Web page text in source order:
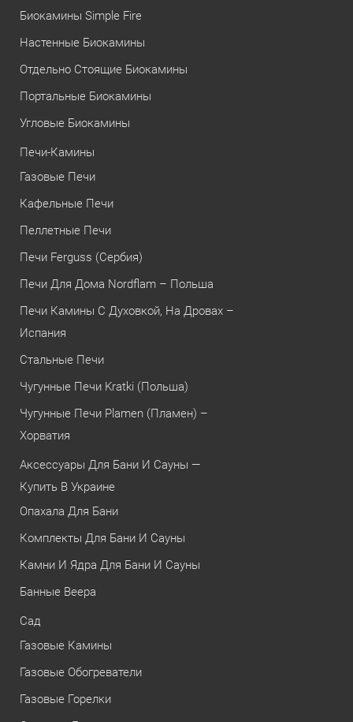
Биокамины Simple Fire
Настенные Биокамины
Отдельно Стоящие Биокамины
Портальные Биокамины
Угловые Биокамины
Печи-Камины
Газовые Печи
Кафельные Печи
Пеллетные Печи
Печи Ferguss (Сербия)
Печи Для Дома Nordflam – Польша
Печи Камины С Духовкой, На Дровах –
Испания
Стальные Печи
Чугунные Печи Kratki (Польша)
Чугунные Печи Plamen (Пламен) –
Хорватия
Аксессуары Для Бани И Сауны —
Купить В Украине
Опахала Для Бани
Комплекты Для Бани И Сауны
Камни И Ядра Для Бани И Сауны
Банные Веера
Сад
Газовые Камины
Газовые Обогреватели
Газовые Горелки